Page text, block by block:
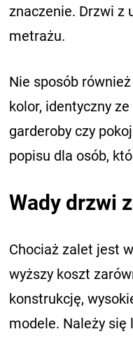
znaczenie. Drzwi z
metrażu.
Nie sposób
kolor, identyczny
garderoby czy
popisu dla osób,
Wady drzwi
Chociaż zalet jest
wyższy koszt
konstrukcję,
modele. Należy się